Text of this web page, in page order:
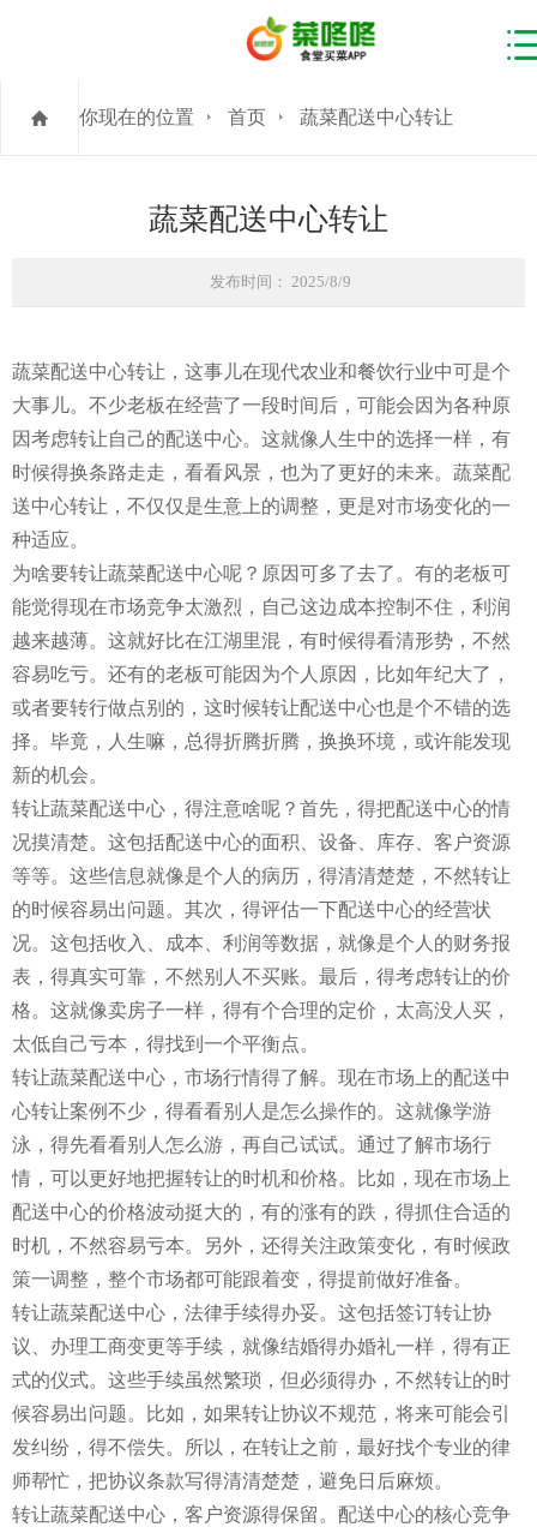
你现在的位置 首页 蔬菜配送中心转让
蔬菜配送中心转让
发布时间： 2025/8/9
蔬菜配送中心转让，这事儿在现代农业和餐饮行业中可是个
大事儿。不少老板在经营了一段时间后，可能会因为各种原
因考虑转让自己的配送中心。这就像人生中的选择一样，有
时候得换条路走走，看看风景，也为了更好的未来。蔬菜配
送中心转让，不仅仅是生意上的调整，更是对市场变化的一
种适应。
为啥要转让蔬菜配送中心呢？原因可多了去了。有的老板可
能觉得现在市场竞争太激烈，自己这边成本控制不住，利润
越来越薄。这就好比在江湖里混，有时候得看清形势，不然
容易吃亏。还有的老板可能因为个人原因，比如年纪大了，
或者要转行做点别的，这时候转让配送中心也是个不错的选
择。毕竟，人生嘛，总得折腾折腾，换换环境，或许能发现
新的机会。
转让蔬菜配送中心，得注意啥呢？首先，得把配送中心的情
况摸清楚。这包括配送中心的面积、设备、库存、客户资源
等等。这些信息就像是个人的病历，得清清楚楚，不然转让
的时候容易出问题。其次，得评估一下配送中心的经营状
况。这包括收入、成本、利润等数据，就像是个人的财务报
表，得真实可靠，不然别人不买账。最后，得考虑转让的价
格。这就像卖房子一样，得有个合理的定价，太高没人买，
太低自己亏本，得找到一个平衡点。
转让蔬菜配送中心，市场行情得了解。现在市场上的配送中
心转让案例不少，得看看别人是怎么操作的。这就像学游
泳，得先看看别人怎么游，再自己试试。通过了解市场行
情，可以更好地把握转让的时机和价格。比如，现在市场上
配送中心的价格波动挺大的，有的涨有的跌，得抓住合适的
时机，不然容易亏本。另外，还得关注政策变化，有时候政
策一调整，整个市场都可能跟着变，得提前做好准备。
转让蔬菜配送中心，法律手续得办妥。这包括签订转让协
议、办理工商变更等手续，就像结婚得办婚礼一样，得有正
式的仪式。这些手续虽然繁琐，但必须得办，不然转让的时
候容易出问题。比如，如果转让协议不规范，将来可能会引
发纠纷，得不偿失。所以，在转让之前，最好找个专业的律
师帮忙，把协议条款写得清清楚楚，避免日后麻烦。
转让蔬菜配送中心，客户资源得保留。配送中心的核心竞争